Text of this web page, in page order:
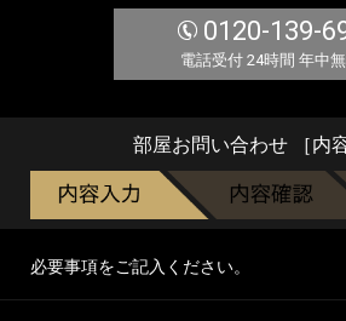
0120-139-
電話受付 24時間 年中
部屋お問い合わせ ［内
必要事項をご記入ください。